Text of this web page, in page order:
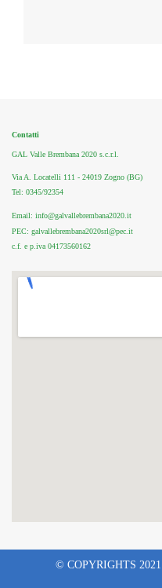
Contatti
GAL Valle Brembana 2020 s.c.r.l.
Via A. Locatelli 111 - 24019 Zogno (BG)
Tel: 0345/92354
Email: info@galvallebrembana2020.it
PEC: galvallebrembana2020srl@pec.it
c.f. e p.iva 04173560162
© COPYRIGHTS